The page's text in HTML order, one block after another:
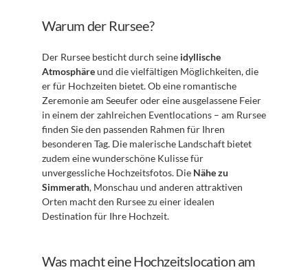
Warum der Rursee?
Der Rursee besticht durch seine idyllische
Atmosphäre und die vielfältigen Möglichkeiten, die
er für Hochzeiten bietet. Ob eine romantische
Zeremonie am Seeufer oder eine ausgelassene Feier
in einem der zahlreichen Eventlocations – am Rursee
finden Sie den passenden Rahmen für Ihren
besonderen Tag. Die malerische Landschaft bietet
zudem eine wunderschöne Kulisse für
unvergessliche Hochzeitsfotos. Die Nähe zu
Simmerath, Monschau und anderen attraktiven
Orten macht den Rursee zu einer idealen
Destination für Ihre Hochzeit.
Was macht eine Hochzeitslocation am